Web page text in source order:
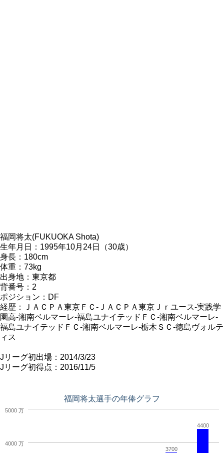
福岡将太(FUKUOKA Shota)
生年月日：1995年10月24日（30歳）
身長：180cm
体重：73kg
出身地：東京都
背番号：2
ポジション：DF
経歴：ＪＡＣＰＡ東京ＦＣ-ＪＡＣＰＡ東京Ｊｒユース-実践学
園高-湘南ベルマーレ-福島ユナイテッドＦＣ-湘南ベルマーレ-
福島ユナイテッドＦＣ-湘南ベルマーレ-栃木ＳＣ-徳島ヴォルテ
ィス
Jリーグ初出場：2014/3/23
Jリーグ初得点：2016/11/5
福岡将太選手の年俸グラフ
3700
4400
4000 万
5000 万